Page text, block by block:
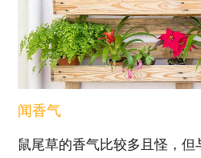
闻香气
鼠尾草的香气比较多且怪，但